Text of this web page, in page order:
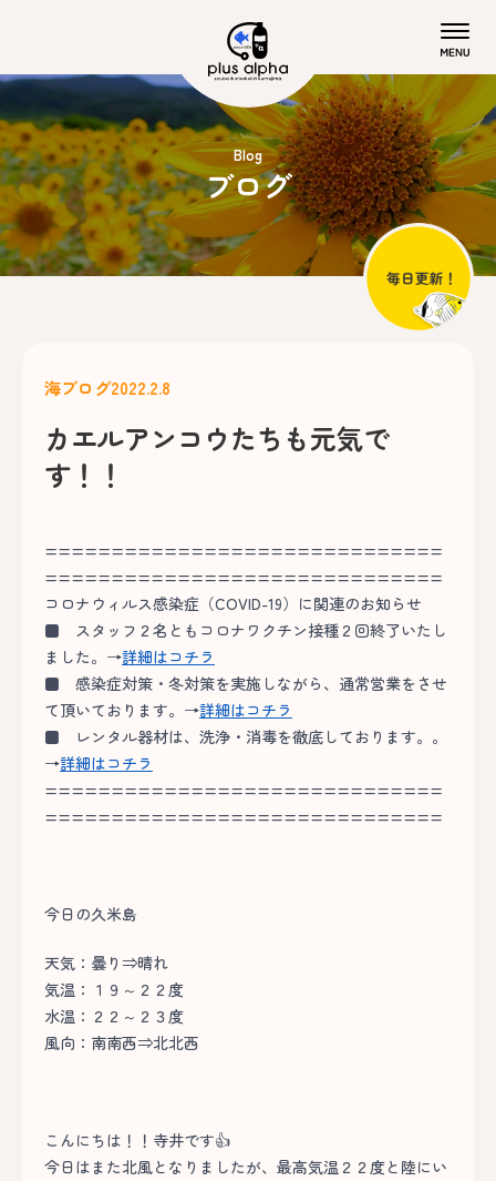
Blog
ブログ
海ブログ2022.2.8
カエルアンコウたちも元気で
す！！
==============================
==============================
コロナウィルス感染症（COVID-19）に関連のお知らせ
■ スタッフ２名ともコロナワクチン接種２回終了いたし
ました。→詳細はコチラ
■ 感染症対策・冬対策を実施しながら、通常営業をさせ
て頂いております。→詳細はコチラ
■ レンタル器材は、洗浄・消毒を徹底しております。。
→詳細はコチラ
==============================
==============================
今日の久米島
天気：曇り⇒晴れ
気温：１９～２２度
水温：２２～２３度
風向：南南西⇒北北西
こんにちは！！寺井です👍
今日はまた北風となりましたが、最高気温２２度と陸にい